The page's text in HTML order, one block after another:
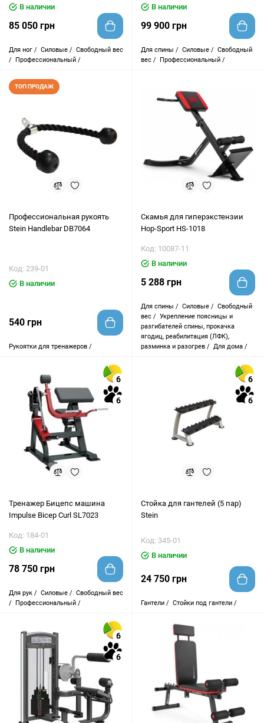
В наличии
85 050 грн
Для ног / Силовые / Свободный вес
/
Профессиональный /
В наличии
99 900 грн
Для спины / Силовые / Свободный
вес /
Профессиональный /
ТОП ПРОДАЖ
Профессиональная рукоять
Stein Handlebar DB7064
Код: 239-01
В наличии
540 грн
Рукоятки для тренажеров /
Скамья для гиперэкстензии
Hop-Sport HS-1018
Код: 10087-11
В наличии
5 288 грн
Для спины / Силовые / Свободный
вес / Укрепление поясницы и
разгибателей спины, прокачка
ягодиц, реабилитация (ЛФК),
разминка и разогрев / Для дома /
6
6
Тренажер Бицепс машина
Impulse Bicep Curl SL7023
Код: 184-01
В наличии
78 750 грн
Для рук / Силовые / Свободный вес
/
Профессиональный /
6
6
Стойка для гантелей (5 пар)
Stein
Код: 345-01
В наличии
24 750 грн
Гантели / Стойки под гантели /
6
6